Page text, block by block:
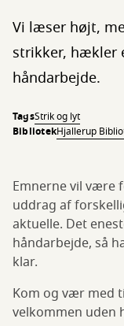
Vi læser højt,
strikker, hækler
håndarbejde.
TagsStrik og lyt
BibliotekHjallerup
Emnerne vil være
uddrag af
aktuelle. Det
håndarbejde, så
klar.
Kom og vær med
velkommen uden